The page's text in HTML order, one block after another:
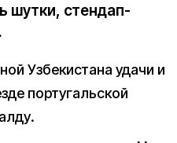
шутки, стендап-
Узбекистана удачи и
португальской